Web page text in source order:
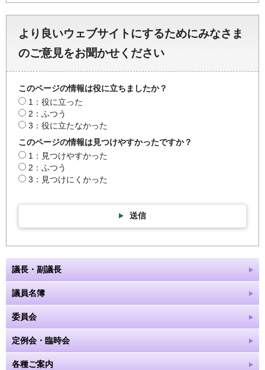
より良いウェブサイトにするためにみなさま
のご意見をお聞かせください
このページの情報は役に立ちましたか？
1：役に立った
2：ふつう
3：役に立たなかった
このページの情報は見つけやすかったですか？
1：見つけやすかった
2：ふつう
3：見つけにくかった
送信
議長・副議長
議員名簿
委員会
定例会・臨時会
各種ご案内